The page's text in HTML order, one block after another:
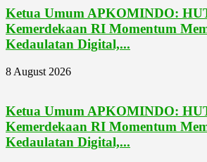
Ketua Umum APKOMINDO:
Kemerdekaan RI Momentum
Kedaulatan Digital,...
8 August 2026
Ketua Umum APKOMINDO:
Kemerdekaan RI Momentum
Kedaulatan Digital,...